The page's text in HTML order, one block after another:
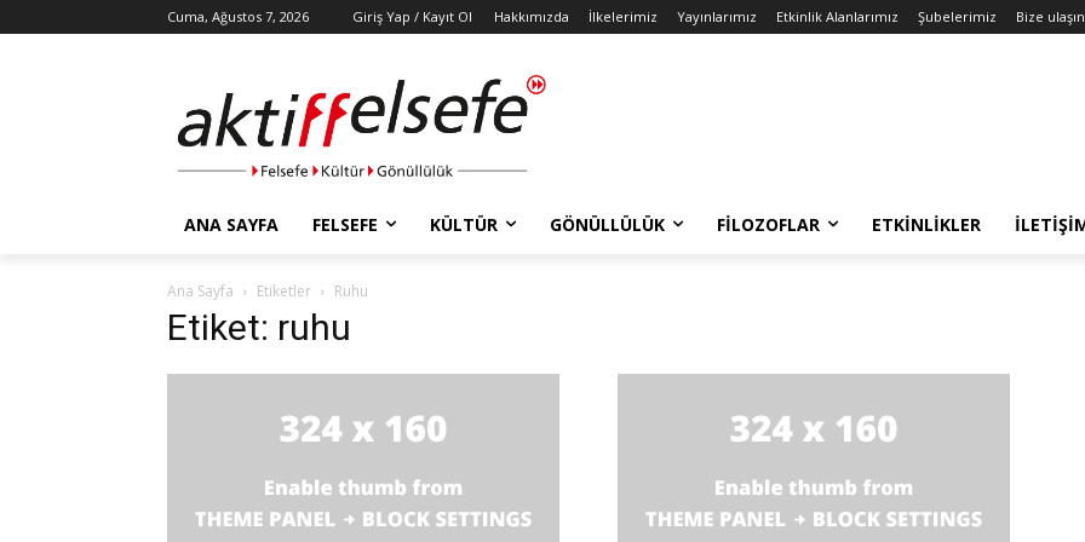
Cuma, Ağustos 7, 2026 Giriş Yap / Kayıt Ol Hakkımızda İlkelerimiz Yayınlarımız Etkinlik Alanlarımız Şubelerimiz Bize ulaşın
ANA SAYFA FELSEFE KÜLTÜR GÖNÜLLÜLÜK FILOZOFLAR ETKINLIKLER
Ana Sayfa Etiketler Ruhu
Etiket: ruhu